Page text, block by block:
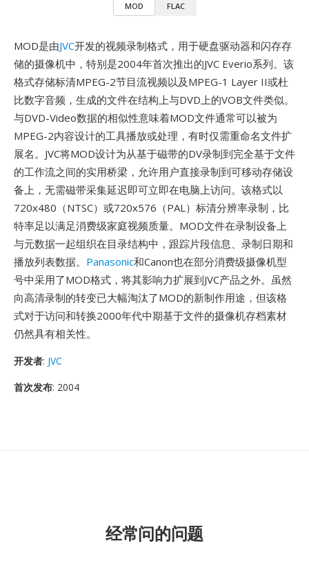
MOD FLAC
MOD是由JVC开发的视频录制格式，用于硬盘驱动器和闪存存
储的摄像机中，特别是2004年首次推出的JVC Everio系列。该
格式存储标清MPEG-2节目流视频以及MPEG-1 Layer II或杜
比数字音频，生成的文件在结构上与DVD上的VOB文件类似。
与DVD-Video数据的相似性意味着MOD文件通常可以被为
MPEG-2内容设计的工具播放或处理，有时仅需重命名文件扩
展名。JVC将MOD设计为从基于磁带的DV录制到完全基于文件
的工作流之间的实用桥梁，允许用户直接录制到可移动存储设
备上，无需磁带采集延迟即可立即在电脑上访问。该格式以
720x480（NTSC）或720x576（PAL）标清分辨率录制，比
特率足以满足消费级家庭视频质量。MOD文件在录制设备上
与元数据一起组织在目录结构中，跟踪片段信息、录制日期和
播放列表数据。 Panasonic和Canon也在部分消费级摄像机型
号中采用了MOD格式，将其影响力扩展到JVC产品之外。虽然
向高清录制的转变已大幅淘汰了MOD的新制作用途，但该格
式对于访问和转换2000年代中期基于文件的摄像机存档素材
仍然具有相关性。
开发者: JVC
首次发布: 2004
经常问的问题